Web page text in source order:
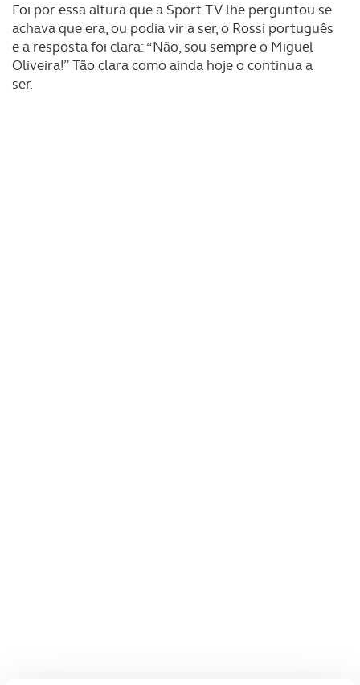
Foi por essa altura que a Sport TV lhe perguntou se
achava que era, ou podia vir a ser, o Rossi português
e a resposta foi clara: “Não, sou sempre o Miguel
Oliveira!” Tão clara como ainda hoje o continua a
ser.